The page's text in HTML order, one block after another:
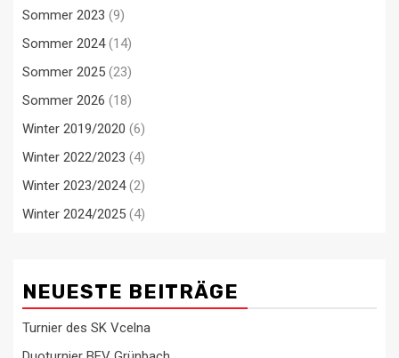
Sommer 2023 (9)
Sommer 2024(14)
Sommer 2025 (23)
Sommer 2026 (18)
Winter 2019/2020 (6)
Winter 2022/2023 (4)
Winter 2023/2024(2)
Winter 2024/2025 (4)
NEUESTE BEITRÄGE
Turnier des SK Vcelna